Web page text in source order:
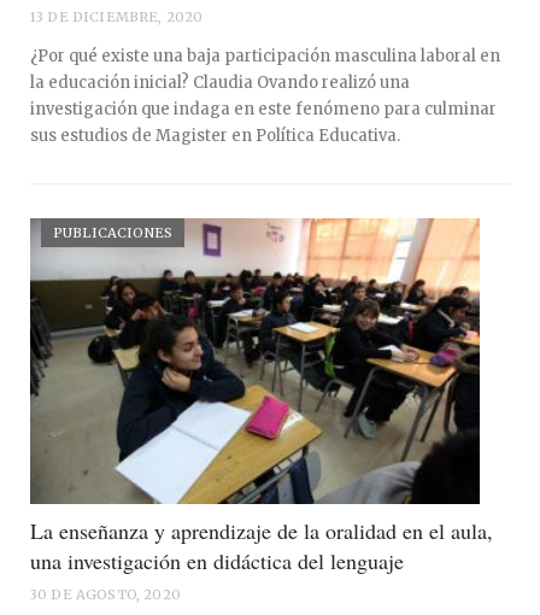
13 DE DICIEMBRE, 2020
¿Por qué existe una baja participación masculina laboral en
la educación inicial? Claudia Ovando realizó una
investigación que indaga en este fenómeno para culminar
sus estudios de Magister en Política Educativa.
PUBLICACIONES
La enseñanza y aprendizaje de la oralidad en el aula,
una investigación en didáctica del lenguaje
30 DE AGOSTO, 2020